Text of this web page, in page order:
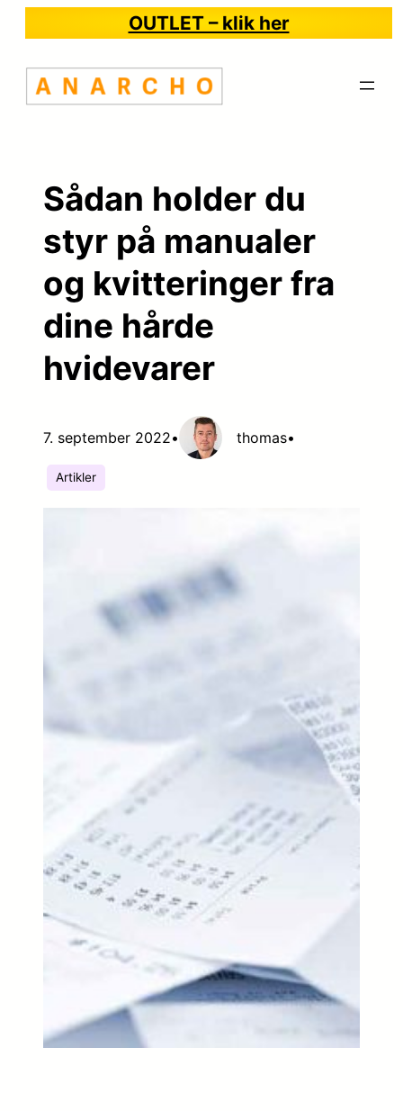
indhold
OUTLET – klik her
Sådan holder du
styr på manualer
og kvitteringer fra
dine hårde
hvidevarer
7. september 2022• thomas•
Artikler